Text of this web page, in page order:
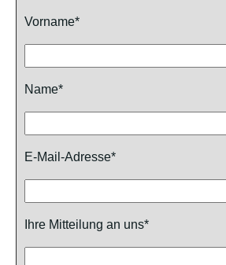
Vorname*
Name*
E-Mail-Adresse*
Ihre Mitteilung an uns*